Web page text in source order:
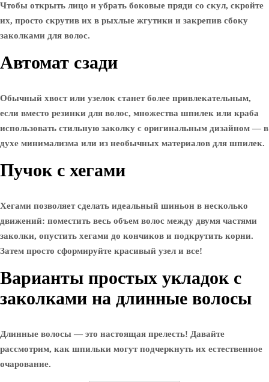
Чтобы открыть лицо и убрать боковые пряди со скул, скройте
их, просто скрутив их в рыхлые жгутики и закрепив сбоку
заколками для волос.
Автомат сзади
Обычный хвост или узелок станет более привлекательным,
если вместо резинки для волос, множества шпилек или краба
использовать стильную заколку с оригинальным дизайном — в
духе минимализма или из необычных материалов для шпилек.
Пучок с хегами
Хегами позволяет сделать идеальный шиньон в несколько
движений: поместить весь объем волос между двумя частями
заколки, опустить хегами до кончиков и подкрутить корни.
Затем просто сформируйте красивый узел и все!
Варианты простых укладок с
заколками на длинные волосы
Длинные волосы — это настоящая прелесть! Давайте
рассмотрим, как шпильки могут подчеркнуть их естественное
очарование.